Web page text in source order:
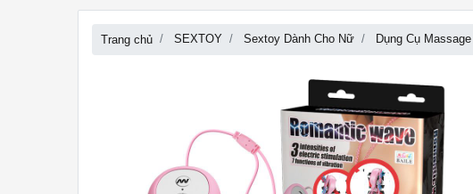
Trang chủ SEXTOY Sextoy Dành Cho Nữ Dụng Cụ Massage